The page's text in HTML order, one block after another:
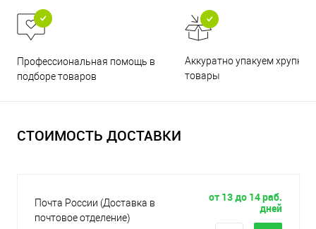
Профессиональная помощь в
подборе товаров
Аккуратно упакуем хрупкие
товары
СТОИМОСТЬ ДОСТАВКИ
Почта России (Доставка в
почтовое отделение)
от 13 до 14 раб.
дней